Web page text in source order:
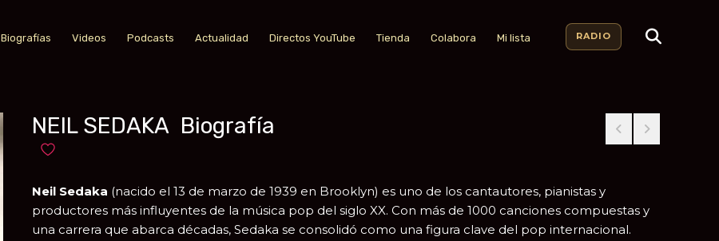
Biografías Videos Podcasts Actualidad Directos YouTube Tienda Colabora Mi lista RADIO
NEIL SEDAKA Biografía
Añadir a favoritos
Neil Sedaka (nacido el 13 de marzo de 1939 en Brooklyn) es uno de los cantautores, pianistas y
productores más influyentes de la música pop del siglo XX. Con más de 1000 canciones compuestas y
una carrera que abarca décadas, Sedaka se consolidó como una figura clave del pop internacional.